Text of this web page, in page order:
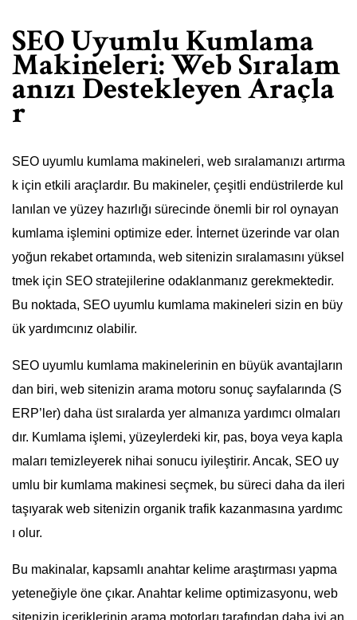
SEO Uyumlu Kumlama
Makineleri: Web Sıralam
anızı Destekleyen Araçla
r
SEO uyumlu kumlama makineleri, web sıralamanızı artırma
k için etkili araçlardır. Bu makineler, çeşitli endüstrilerde kul
lanılan ve yüzey hazırlığı sürecinde önemli bir rol oynayan
kumlama işlemini optimize eder. İnternet üzerinde var olan
yoğun rekabet ortamında, web sitenizin sıralamasını yüksel
tmek için SEO stratejilerine odaklanmanız gerekmektedir.
Bu noktada, SEO uyumlu kumlama makineleri sizin en büy
ük yardımcınız olabilir.
SEO uyumlu kumlama makinelerinin en büyük avantajların
dan biri, web sitenizin arama motoru sonuç sayfalarında (S
ERP’ler) daha üst sıralarda yer almanıza yardımcı olmaları
dır. Kumlama işlemi, yüzeylerdeki kir, pas, boya veya kapla
maları temizleyerek nihai sonucu iyileştirir. Ancak, SEO uy
umlu bir kumlama makinesi seçmek, bu süreci daha da ileri
taşıyarak web sitenizin organik trafik kazanmasına yardımc
ı olur.
Bu makinalar, kapsamlı anahtar kelime araştırması yapma
yeteneğiyle öne çıkar. Anahtar kelime optimizasyonu, web
sitenizin içeriklerinin arama motorları tarafından daha iyi an